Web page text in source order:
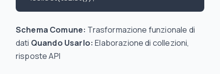
Schema Comune: Trasformazione funzionale di
dati Quando Usarlo: Elaborazione di collezioni,
risposte API